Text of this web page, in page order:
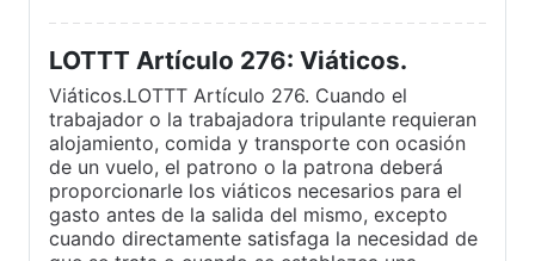
LOTTT Artículo 276: Viáticos.
Viáticos.LOTTT Artículo 276. Cuando el
trabajador o la trabajadora tripulante requieran
alojamiento, comida y transporte con ocasión
de un vuelo, el patrono o la patrona deberá
proporcionarle los viáticos necesarios para el
gasto antes de la salida del mismo, excepto
cuando directamente satisfaga la necesidad de